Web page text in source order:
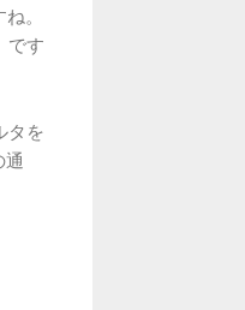
。
です
タを
通